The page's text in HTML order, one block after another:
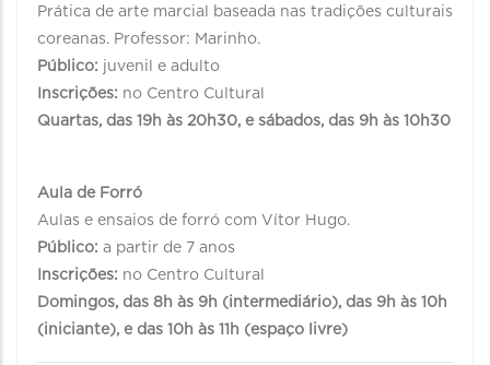
Prática de arte marcial baseada nas tradições culturais
coreanas. Professor: Marinho.
Público: juvenil e adulto
Inscrições: no Centro Cultural
Quartas, das 19h às 20h30, e sábados, das 9h às 10h30
Aula de Forró
Aulas e ensaios de forró com Vítor Hugo.
Público: a partir de 7 anos
Inscrições: no Centro Cultural
Domingos, das 8h às 9h (intermediário), das 9h às 10h
(iniciante), e das 10h às 11h (espaço livre)